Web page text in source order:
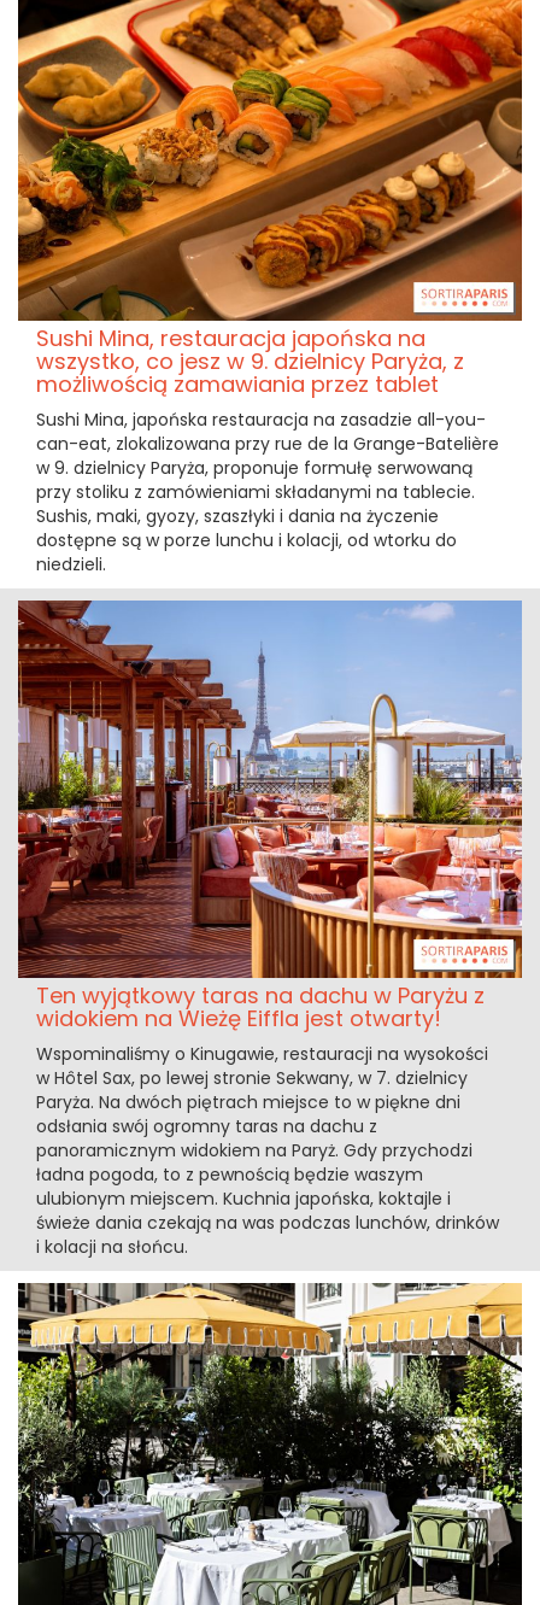
Sushi Mina, restauracja japońska na
wszystko, co jesz w 9. dzielnicy Paryża, z
możliwością zamawiania przez tablet
Sushi Mina, japońska restauracja na zasadzie all-you-
can-eat, zlokalizowana przy rue de la Grange-Batelière
w 9. dzielnicy Paryża, proponuje formułę serwowaną
przy stoliku z zamówieniami składanymi na tablecie.
Sushis, maki, gyozy, szaszłyki i dania na życzenie
dostępne są w porze lunchu i kolacji, od wtorku do
niedzieli.
Ten wyjątkowy taras na dachu w Paryżu z
widokiem na Wieżę Eiffla jest otwarty!
Wspominaliśmy o Kinugawie, restauracji na wysokości
w Hôtel Sax, po lewej stronie Sekwany, w 7. dzielnicy
Paryża. Na dwóch piętrach miejsce to w piękne dni
odsłania swój ogromny taras na dachu z
panoramicznym widokiem na Paryż. Gdy przychodzi
ładna pogoda, to z pewnością będzie waszym
ulubionym miejscem. Kuchnia japońska, koktajle i
świeże dania czekają na was podczas lunchów, drinków
i kolacji na słońcu.